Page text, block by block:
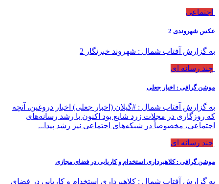
اجتماعی
عکس شهروندی 2
به گزارش آفتاب شمال : شهروند خبرنگار 2
چند رسانه ای
موشن گرافی : اخبار جعلی
به گزارش آفتاب شمال : #گیلان (اخبار جعلی) اخبار دروغین، آنچه
که روزگاری در مجلات زرد شایع بود اکنون با رشد رسانه‌های
اجتماعی، مخصوصاً در شبکه‌های اجتماعی نیز رشد پیدا...
چند رسانه ای
موشن گرافی : کلاهبرداری استخدام و کاریابی در فضای مجازی
به گزارش آفتاب شمال : کلاهبرداری استخدام و کاریابی در فضای